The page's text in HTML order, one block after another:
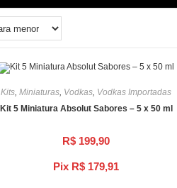
Pix R$ 179,91
Kits, Miniaturas, Vodkas, Vodkas Importadas
Kit 5 Miniatura Absolut Sabores – 5 x 50 ml
R$ 199,90